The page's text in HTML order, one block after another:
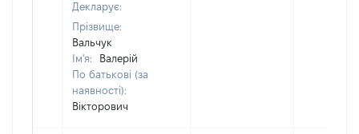
Декларує:
Прізвище:
Вальчук
Ім'я:
Валерій
По батькові (за
наявності):
Вікторович